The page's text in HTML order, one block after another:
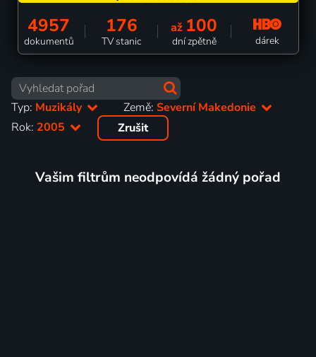
4957
dokumentů
176
TV stanic
až 100
dní zpětně dárek
Typ: Muzikály Země:Severní Makedonie
Rok: 2005 Zrušit
Vašim filtrům neodpovídá žádný pořad